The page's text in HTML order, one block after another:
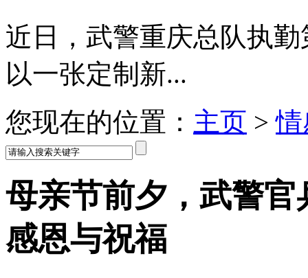
近日，武警重庆总队执
以一张定制新...
您现在的位置： 主页 >
母亲节前夕，武警
感恩与祝福